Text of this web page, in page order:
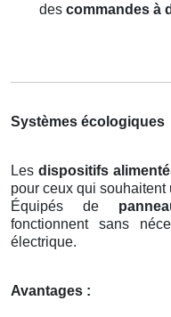
des commandes à
Systèmes écologiques
Les dispositifs
pour ceux qui souhaitent
Équipés de
fonctionnent sans
électrique.
Avantages :